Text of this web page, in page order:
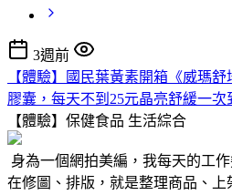
3週前
【體驗】國民葉黃素開箱《威瑪
膠囊，每天不到25元晶亮舒緩一次
【體驗】保健食品 生活綜合
身為一個網拍美編，我每天的工
在修圖、排版，就是整理商品、